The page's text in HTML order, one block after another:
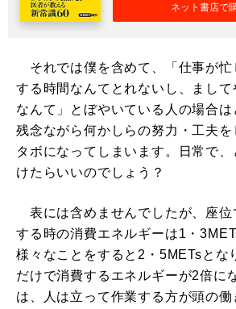
ネット書店で
それでは僕を含めて、「仕事が忙
する時間なんてとれないし、まして
なんて」とぼやいている人の場合
残念ながら何かしらの努力・工夫を
タボになってしまいます。日常で
けたらいいのでしょう？
表には含めませんでしたが、座位
する時の消費エネルギーは1・
様々なことをすると2・5METsとな
だけで消費するエネルギーが2倍に
は、人は立って作業する方が頭の働